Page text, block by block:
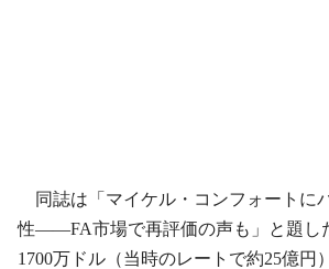
同誌は「マイケル・コンフォートに
性——FA市場で再評価の声も」と題し
1700万ドル（当時のレートで約25億円